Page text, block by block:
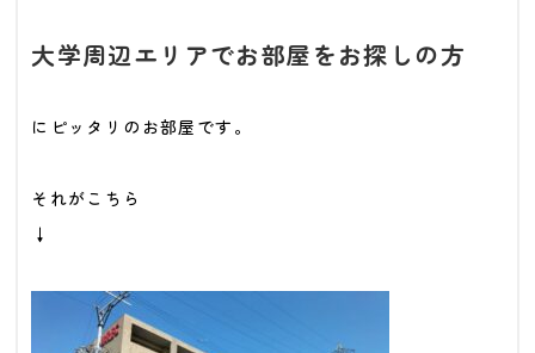
大学周辺エリアでお部屋をお探しの方
にピッタリのお部屋です。
それがこちら
↓